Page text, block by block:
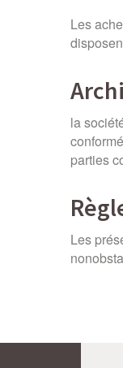
Les
la
parties
Les